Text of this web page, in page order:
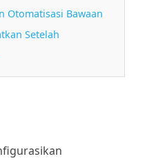
Otomatisasi Bawaan
Setelah